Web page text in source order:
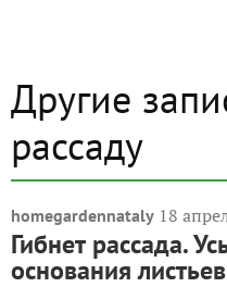
Другие
рассаду
homegardennataly 18
Гибнет рассада.
основания